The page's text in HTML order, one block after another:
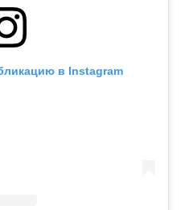
в Instagram